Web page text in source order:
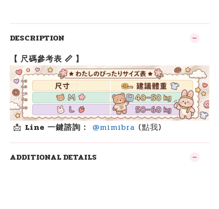
DESCRIPTION
【 尺碼參考表 📏 】
📩 Line 一鍵諮詢： @mimibra (點我)
ADDITIONAL DETAILS